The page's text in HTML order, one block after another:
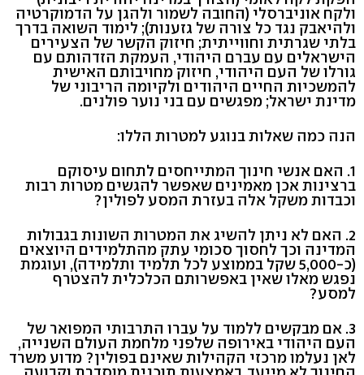
ולקח אוניברסלי (החובה לשמור ולהגן על הדמוקרטיה
ולהיאבק נגד כל צורה של גזענות); לימוד השואה בדרך
בלתי שגרתית וחווייתית; חיזוק הקשר של הצעירים
הישראלים עם עברם היהודי, העמקת הזדהותם עם
גורלו של העם היהודי, חיזוק מחויבותם האישית
להמשכיות החיים היהודים ולקיומה הריבוני של
מדינת ישראל; מפגשים עם בני נוער פולנים.
הנה כמה שאלות בנוגע למטרות הללו:
1. האם אנשי חינוך המתייחסים לתחום עיסוקם
ברצינות אכן מאמינים שאפשר להגשים מטרות רבות
וכבדות משקל אלה בעזרת המסע לפולין?
2. האם לא ניתן להשיג את המטרות השונות בגבולות
המדינה וכך לחסוך סכומי עתק מהתלמידים היוצאים
(כ-5,000 שקל בממוצע לכל תלמיד ותלמידה), ועוגמת
נפגש מאלו שאין באפשרותם הכלכלית להצטרף
למסע?
3. אם מבקשים ללמוד על עברו התרבותי המפואר של
העם היהודי באירופה שלפני מלחמת העולם השנייה,
לאן נעלמו מרכזי הקהילות שאינם בפולין? מדוע משרד